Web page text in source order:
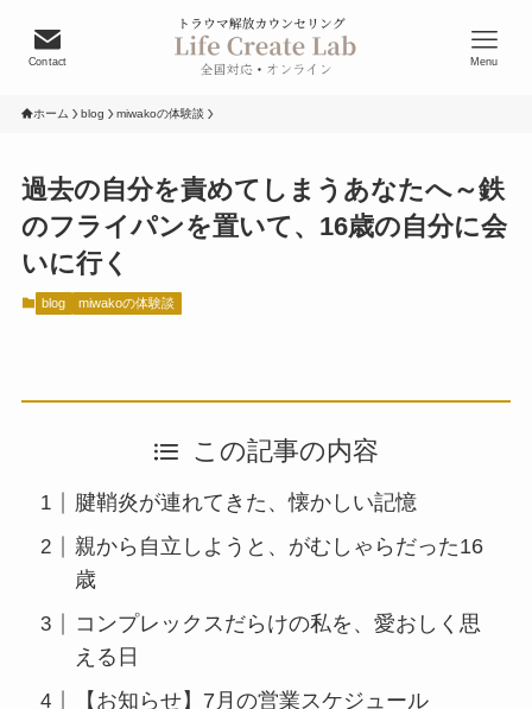
Contact Menu
ホーム blog miwakoの体験談
過去の自分を責めてしまうあなたへ～鉄
のフライパンを置いて、16歳の自分に会
いに行く
blog miwakoの体験談
この記事の内容
腱鞘炎が連れてきた、懐かしい記憶
親から自立しようと、がむしゃらだった16
歳
コンプレックスだらけの私を、愛おしく思
える日
【お知らせ】7月の営業スケジュール